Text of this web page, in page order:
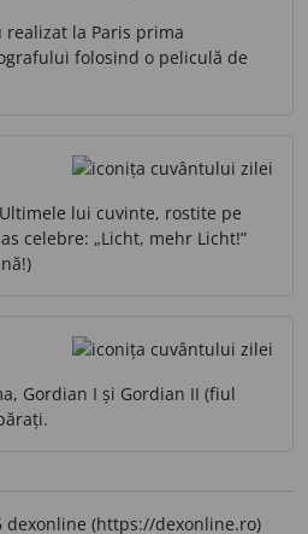
la Paris prima
folosind o peliculă de
lui cuvinte, rostite pe
celebre: „Licht, mehr Licht!”
Gordian I și Gordian II (fiul
dexonline (https://dexonline.ro)